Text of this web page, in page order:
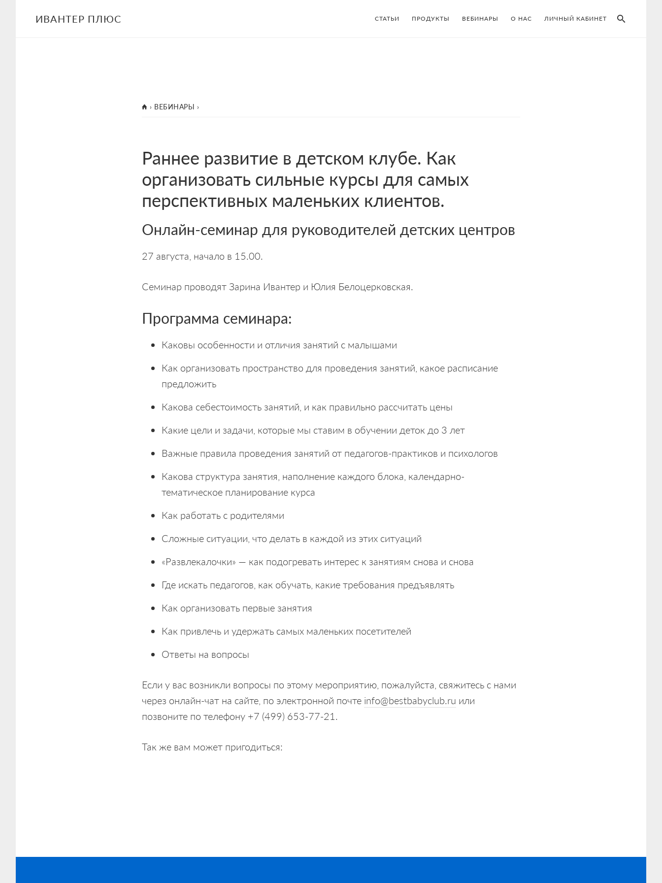
ИВАНТЕР ПЛЮС СТАТЬИ ПРОДУКТЫ ВЕБИНАРЫ О НАС ЛИЧНЫЙ КАБИНЕТ
ГЛАВНАЯ
› ВЕБИНАРЫ ›
Раннее развитие в детском клубе. Как
организовать сильные курсы для самых
перспективных маленьких клиентов.
Онлайн-семинар для руководителей детских центров
27 августа, начало в 15.00.
Семинар проводят Зарина Ивантер и Юлия Белоцерковская.
Программа семинара:
Каковы особенности и отличия занятий с малышами
Как организовать пространство для проведения занятий, какое расписание
предложить
Какова себестоимость занятий, и как правильно рассчитать цены
Какие цели и задачи, которые мы ставим в обучении деток до 3 лет
Важные правила проведения занятий от педагогов-практиков и психологов
Какова структура занятия, наполнение каждого блока, календарно-
тематическое планирование курса
Как работать с родителями
Сложные ситуации, что делать в каждой из этих ситуаций
«Развлекалочки» — как подогревать интерес к занятиям снова и снова
Где искать педагогов, как обучать, какие требования предъявлять
Как организовать первые занятия
Как привлечь и удержать самых маленьких посетителей
Ответы на вопросы
Если у вас возникли вопросы по этому мероприятию, пожалуйста, свяжитесь с нами
через онлайн-чат на сайте, по электронной почте info@bestbabyclub.ru или
позвоните по телефону +7 (499) 653-77-21.
Так же вам может пригодиться: